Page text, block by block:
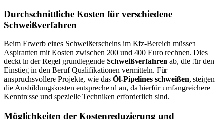
Durchschnittliche Kosten für verschiedene
Schweißverfahren
Beim Erwerb eines Schweißerscheins im Kfz-Bereich müssen
Aspiranten mit Kosten zwischen 200 und 400 Euro rechnen. Dies
deckt in der Regel grundlegende Schweißverfahren ab, die für den
Einstieg in den Beruf Qualifikationen vermitteln. Für
anspruchsvollere Projekte, wie das Öl-Pipelines schweißen, steigen
die Ausbildungskosten entsprechend an, da hierfür umfangreichere
Kenntnisse und spezielle Techniken erforderlich sind.
Möglichkeiten der Kostenreduzierung und